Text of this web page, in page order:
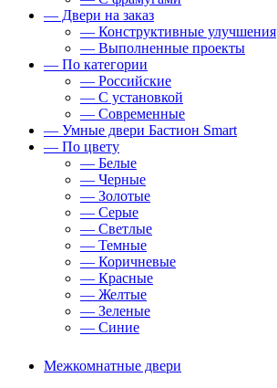
— Двери на заказ
— Конструктивные улучшения
— Выполненные проекты
— По категории
— Российские
— С установкой
— Современные
— Умные двери Бастион Smart
— По цвету
— Белые
— Черные
— Золотые
— Серые
— Светлые
— Темные
— Коричневые
— Красные
— Желтые
— Зеленые
— Синие
Межкомнатные двери